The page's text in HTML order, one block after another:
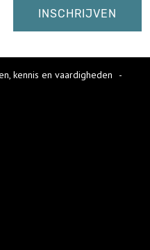
kennis en vaardigheden
-